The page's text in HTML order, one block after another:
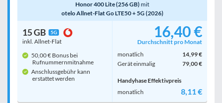
Honor 400 Lite (256 GB) mit
otelo Allnet-Flat Go LTE50 + 5G (2026)
15 GB 5G
inkl. Allnet-Flat
50,00 € Bonus bei
Rufnummern­mitnahme
Anschlussgebühr kann
erstattet werden
16,40 €
Durchschnitt pro Monat
monatlich
14,99 €
Gerät einmalig
79,00 €
Handyhase Effektivpreis
monatlich
8,11 €